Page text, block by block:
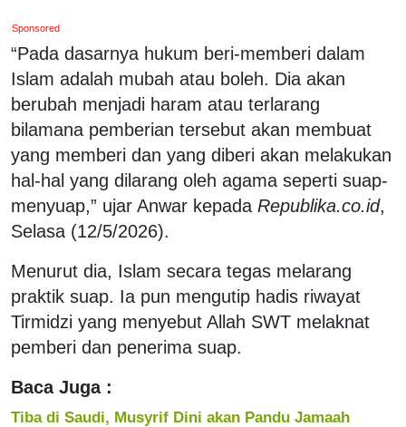
Sponsored
“Pada dasarnya hukum beri-memberi dalam
Islam adalah mubah atau boleh. Dia akan
berubah menjadi haram atau terlarang
bilamana pemberian tersebut akan membuat
yang memberi dan yang diberi akan melakukan
hal-hal yang dilarang oleh agama seperti suap-
menyuap,” ujar Anwar kepada Republika.co.id,
Selasa (12/5/2026).
Menurut dia, Islam secara tegas melarang
praktik suap. Ia pun mengutip hadis riwayat
Tirmidzi yang menyebut Allah SWT melaknat
pemberi dan penerima suap.
Baca Juga :
Tiba di Saudi, Musyrif Dini akan Pandu Jamaah